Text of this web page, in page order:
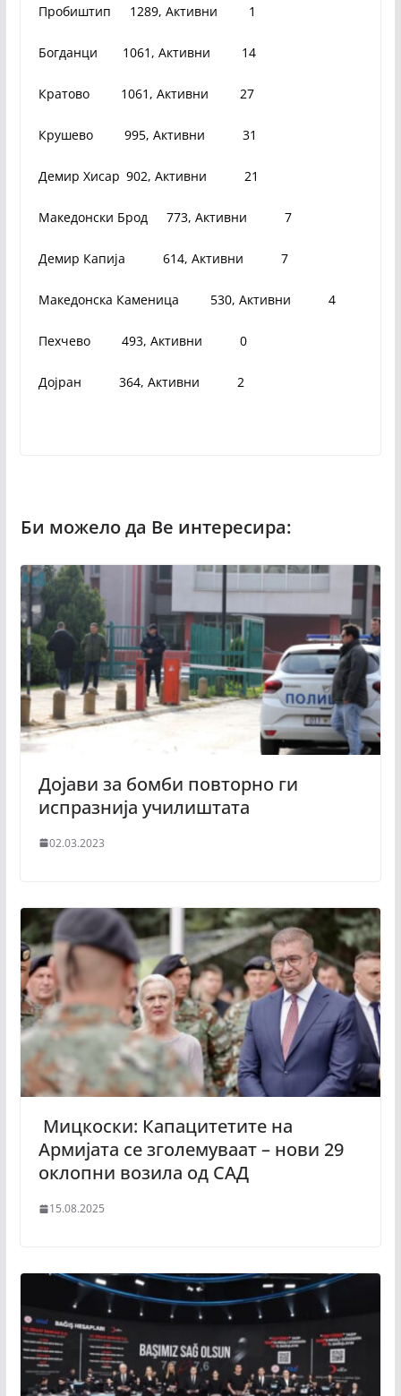
Пробиштип 1289, Активни 1
Богданци 1061, Активни 14
Кратово 1061, Активни 27
Крушево 995, Активни 31
Демир Хисар 902, Активни 21
Македонски Брод 773, Активни 7
Демир Капија 614, Активни 7
Македонска Каменица 530, Активни 4
Пехчево 493, Активни 0
Дојран 364, Активни 2
Дојави за бомби повторно ги
испразнија училиштата
02.03.2023
Мицкоски: Капацитетите на
Армијата се зголемуваат – нови 29
оклопни возила од САД
15.08.2025